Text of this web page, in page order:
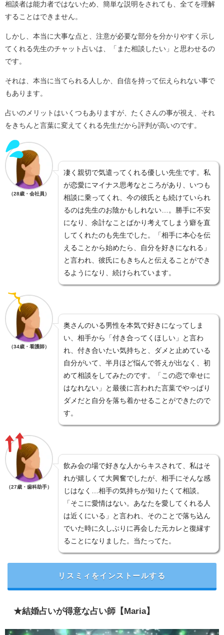
相談者は能力者ではないため、簡単な説明をされても、全てを理解
することはできません。
しかし、本当に大事な点と、注意が必要な部分を分かりやすく示し
てくれる先生のチャット占いは、「また相談したい」と思わせるの
です。
それは、本当に当てられる人しか、自信を持って伝えられない事で
もあります。
占いのメリットはいくつもありますが、たくさんの事が視え、それ
をきちんと言葉に変えてくれる先生だから評判が高いのです。
（28歳・会社員）
凄く親切で気遣ってくれる優しい先生です。私
が恋愛にマイナス思考なところがあり、いつも
相談に乗ってくれ、今の彼氏とも続けていられ
るのは先生のお陰かもしれない…。勝手に不安
になり、余計なことばかり考えてしまう癖を直
してくれたのも先生でした。「相手に本心を伝
えることから始めたら、自分を好きになれる」
と言われ、彼氏にもきちんと伝えることができ
るようになり、続けられています。
（34歳・看護師）
奥さんのいる男性を本気で好きになってしま
い、相手から「付き合ってくほしい」と言わ
れ、付き合いたい気持ちと、ダメと止めている
自分がいて、半月ほど悩んで答えが出なく、初
めて相談をしてみたのです。「この恋で幸せに
はなれない」と最後に言われた言葉でやっぱり
ダメだと自分を落ち着かせることができたので
す。
（27歳・歯科助手）
飲み会の場で好きな人からキスされて、私はそ
れが嬉しくて大興奮でしたが、相手にそんな感
じはなく…相手の気持ちが知りたくて相談。
「そこに愛情はない。あなたを愛してくれる人
は近くにいる」と言われ、そのことで落ち込ん
でいた時に久しぶりに再会した元カレと復縁す
ることになりました。当たってた。
リスミィをインストールする
★結婚占いが得意な占い師【Maria】